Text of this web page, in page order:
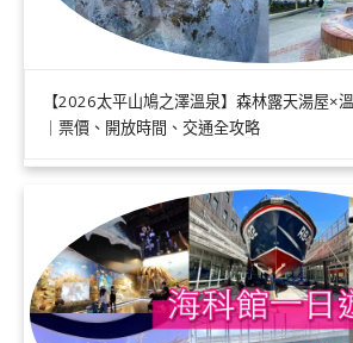
【2026太平山鳩之澤溫泉】森林露天湯屋×
｜票價、開放時間、交通全攻略